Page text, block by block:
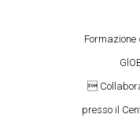

presso il